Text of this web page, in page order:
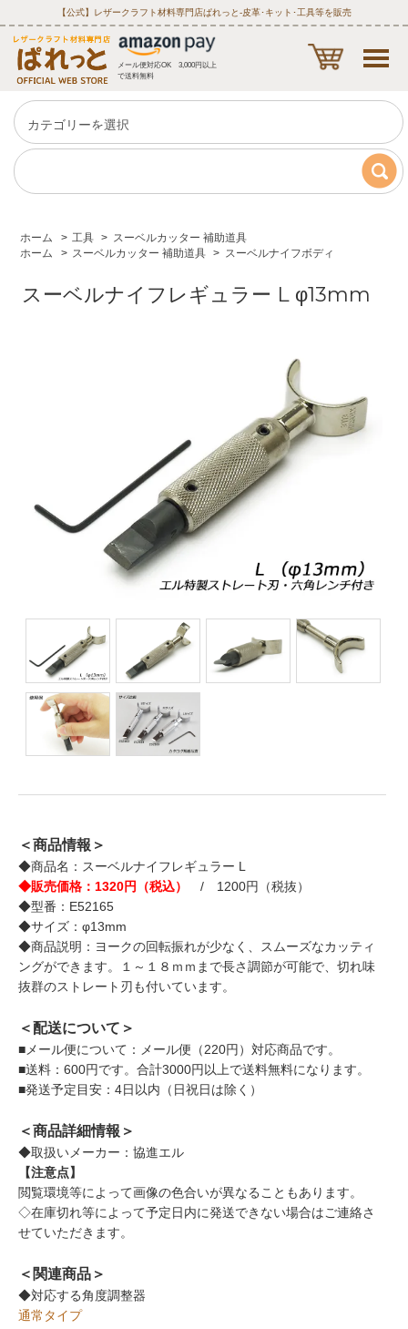
【公式】レザークラフト材料専門店ぱれっと‐皮革･キット･工具等を販売
メール便対応OK 3,000円以上
で送料無料
ホーム > 工具 > スーベルカッター 補助道具
ホーム
> スーベルカッター 補助道具 > スーベルナイフボディ
スーベルナイフレギュラー L φ13mm
＜商品情報＞
◆商品名：スーベルナイフレギュラー L
◆販売価格：1320円（税込）
/ 1200円（税抜）
◆型番：E52165
◆サイズ：φ13mm
◆商品説明：ヨークの回転振れが少なく、スムーズなカッティ
ングができます。１～１８ｍｍまで長さ調節が可能で、切れ味
抜群のストレート刃も付いています。
＜配送について＞
■メール便について：メール便（220円）対応商品です。
■送料：600円です。合計3000円以上で送料無料になります。
■発送予定目安：4日以内（日祝日は除く）
＜商品詳細情報＞
◆取扱いメーカー：協進エル
【注意点】
閲覧環境等によって画像の色合いが異なることもあります。
◇在庫切れ等によって予定日内に発送できない場合はご連絡さ
せていただきます。
＜関連商品＞
◆対応する角度調整器
通常タイプ